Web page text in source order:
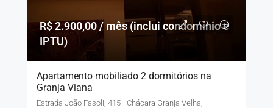
R$ 2.900,00 / mês (inclui condomínio e
IPTU)
Apartamento mobiliado 2 dormitórios na
Granja Viana
Estrada João Fasoli, 415 - Chácara Granja Velha,